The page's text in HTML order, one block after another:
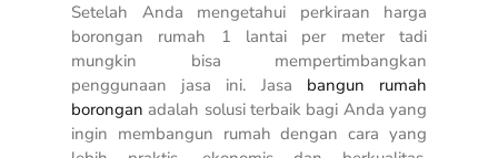
Setelah Anda mengetahui perkiraan harga
borongan rumah 1 lantai per metertadi
mungkin bisa mempertimbangkan
penggunaan jasa ini. Jasa bangun rumah
borongan adalah solusi terbaik bagi Anda yang
ingin membangun rumah dengan cara yang